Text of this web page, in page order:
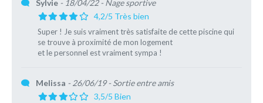
Sylvie - 18/04/22- Nage sportive
4,2/5 Très bien
Super ! Je suis vraiment très satisfaite de cette piscine qui
se trouve à proximité de mon logement
et le personnel est vraiment sympa !
Melissa - 26/06/19- Sortie entre amis
3,5/5 Bien